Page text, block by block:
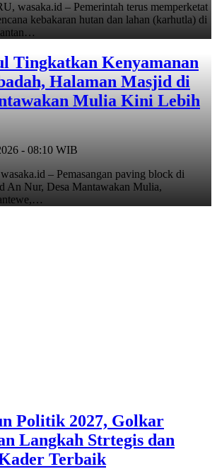
wasaka.id – Pemerintah terus memperketat
kebakaran hutan dan lahan (karhutla) di
Tingkatkan Kenyamanan
Halaman Masjid di
Mulia Kini Lebih
- 08:10 WIB
– Pemasangan paving block di
An Nur, Desa Mantawakan Mulia,
Politik 2027, Golkar
Langkah Strtegis dan
Terbaik